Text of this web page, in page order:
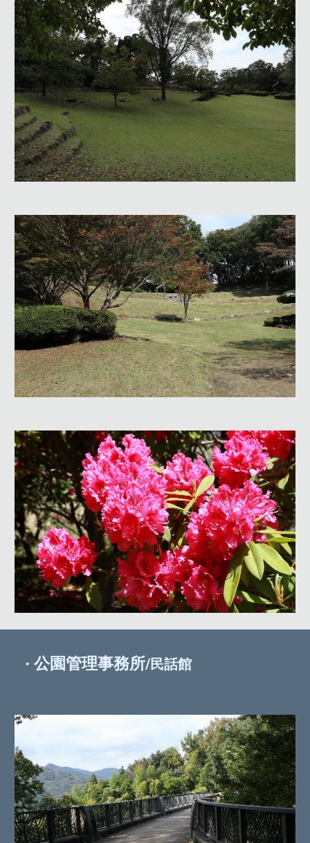
・公園管理事務所/民話館